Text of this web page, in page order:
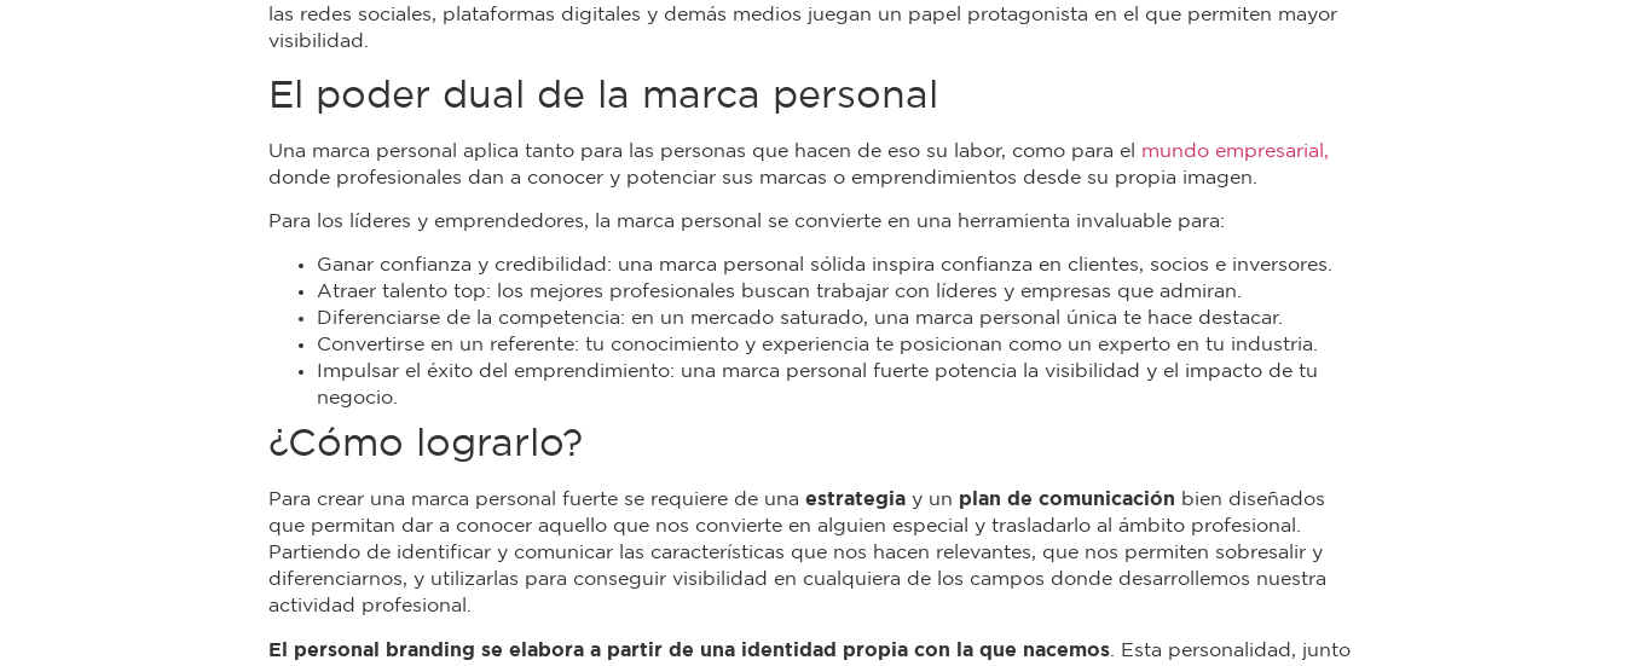
las redes sociales, plataformas digitales y demás medios juegan un papel protagonista en el que permiten mayor
visibilidad.
El poder dual de la marca personal
Una marca personal aplica tanto para las personas que hacen de eso su labor, como para el mundo empresarial,
donde profesionales dan a conocer y potenciar sus marcas o emprendimientos desde su propia imagen.
Para los líderes y emprendedores, la marca personal se convierte en una herramienta invaluable para:
Ganar confianza y credibilidad: una marca personal sólida inspira confianza en clientes, socios e inversores.
Atraer talento top: los mejores profesionales buscan trabajar con líderes y empresas que admiran.
Diferenciarse de la competencia: en un mercado saturado, una marca personal única te hace destacar.
Convertirse en un referente: tu conocimiento y experiencia te posicionan como un experto en tu industria.
Impulsar el éxito del emprendimiento: una marca personal fuerte potencia la visibilidad y el impacto de tu
negocio.
¿Cómo lograrlo?
Para crear una marca personal fuerte se requiere de una estrategia y un plan de comunicación bien diseñados
que permitan dar a conocer aquello que nos convierte en alguien especial y trasladarlo al ámbito profesional.
Partiendo de identificar y comunicar las características que nos hacen relevantes, que nos permiten sobresalir y
diferenciarnos, y utilizarlas para conseguir visibilidad en cualquiera de los campos donde desarrollemos nuestra
actividad profesional.
El personal branding se elabora a partir de una identidad propia con la que nacemos . Esta personalidad, junto